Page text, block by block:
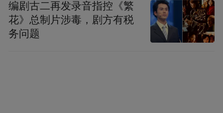
编剧古二再发录音指控《繁
花》总制片涉毒，剧方有税
务问题